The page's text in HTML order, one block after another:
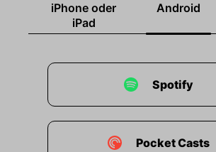
iPhone oder
iPad
Android
Spotify
Pocket Casts